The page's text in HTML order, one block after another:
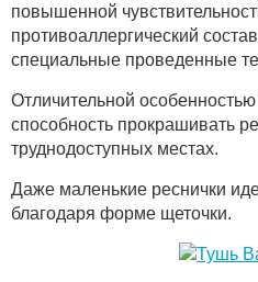
повышенной
противоаллергический
специальные проведенные
Отличительной
способность прокрашивать
труднодоступных местах.
Даже маленькие реснички
благодаря форме щеточки.